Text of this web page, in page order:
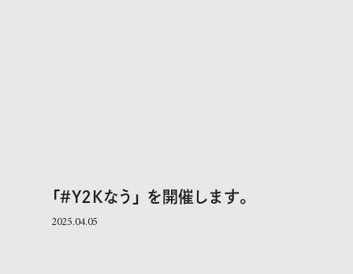
「＃Y2Kなう」 を開催します。
2025.04.05